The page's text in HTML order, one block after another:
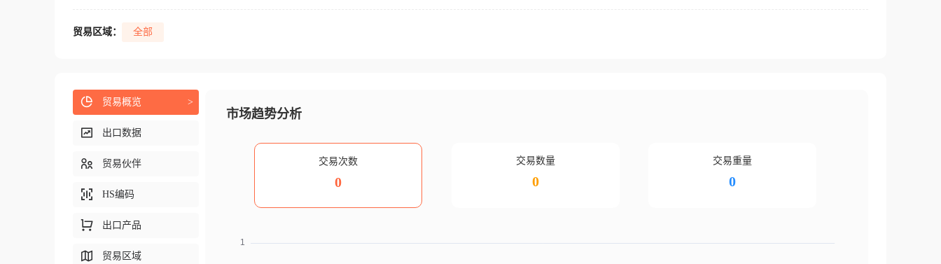
贸易区域： 全部
市场趋势分析
交易次数
0
交易数量
0
交易重量
0
贸易概览 >
出口数据
贸易伙伴
HS编码
出口产品
贸易区域